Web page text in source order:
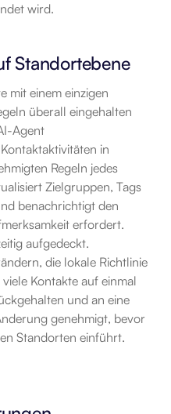
wird.
Standortebene
mit einem einzigen
überall eingehalten
Agent
in
Regeln jedes
Zielgruppen, Tags
benachrichtigt den
erfordert.
aufgedeckt.
die lokale Richtlinie
Kontakte auf einmal
und an eine
genehmigt, bevor
Standorten einführt.